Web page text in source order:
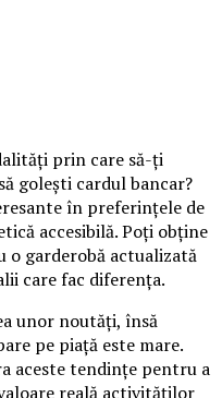
prin care să-ți
golești cardul bancar?
în preferințele de
accesibilă. Poți obține
o garderobă actualizată
care fac diferența.
unor noutăți, însă
pe piață este mare.
aceste tendințe pentru a
reală activităților